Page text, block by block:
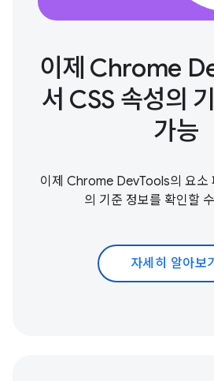
이제 Chrome
서 CSS 속성의
가능
이제 Chrome DevTools의 요소
의 기준 정보를 확인할
자세히 알아보기